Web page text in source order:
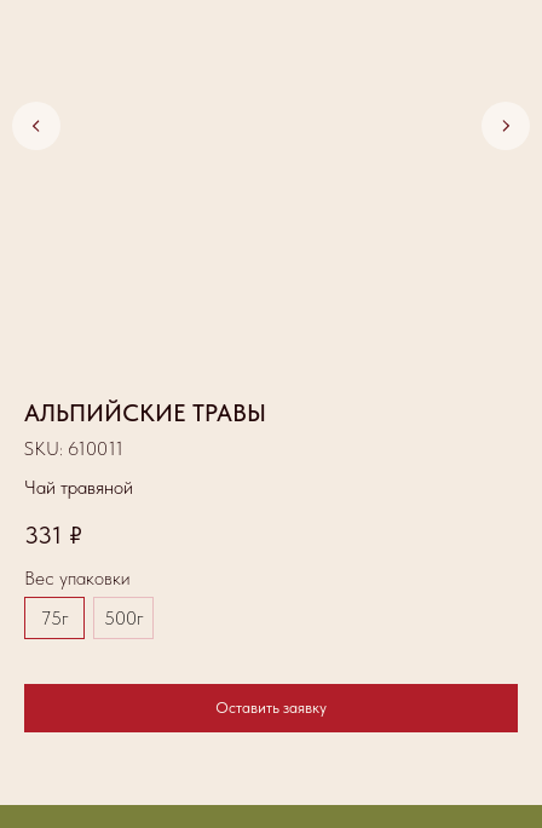
АЛЬПИЙСКИЕ ТРАВЫ
SKU: 610011
Чай травяной
331 ₽
Вес упаковки
75г
500г
Оставить заявку